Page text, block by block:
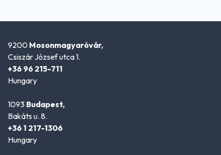
9200 Mosonmagyaróvár,
Csiszár József utca 1.
+36 96 215-711
Hungary
1093 Budapest,
Bakáts u. 8.
+36 1 217-1306
Hungary